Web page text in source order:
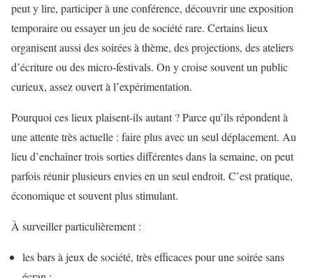
peut y lire, participer à une conférence, découvrir une exposition
temporaire ou essayer un jeu de société rare. Certains lieux
organisent aussi des soirées à thème, des projections, des ateliers
d’écriture ou des micro-festivals. On y croise souvent un public
curieux, assez ouvert à l’expérimentation.
Pourquoi ces lieux plaisent-ils autant ? Parce qu’ils répondent à
une attente très actuelle : faire plus avec un seul déplacement. Au
lieu d’enchaîner trois sorties différentes dans la semaine, on peut
parfois réunir plusieurs envies en un seul endroit. C’est pratique,
économique et souvent plus stimulant.
À surveiller particulièrement :
les bars à jeux de société, très efficaces pour une soirée sans